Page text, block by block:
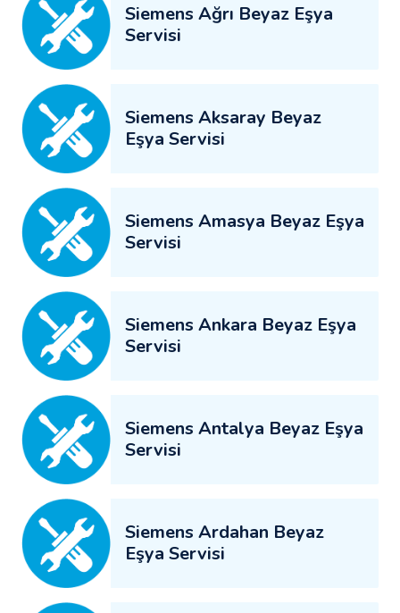
Siemens Ağrı Beyaz Eşya
Servisi
Siemens Aksaray Beyaz
Eşya Servisi
Siemens Amasya Beyaz Eşya
Servisi
Siemens Ankara Beyaz Eşya
Servisi
Siemens Antalya Beyaz Eşya
Servisi
Siemens Ardahan Beyaz
Eşya Servisi